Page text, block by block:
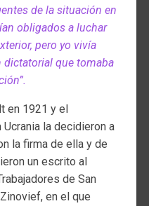
de la situación en
obligados a luchar
pero yo vivía
dictatorial que tomaba
en 1921 y el
la decidieron a
la firma de ella y de
un escrito al
de San
en el que